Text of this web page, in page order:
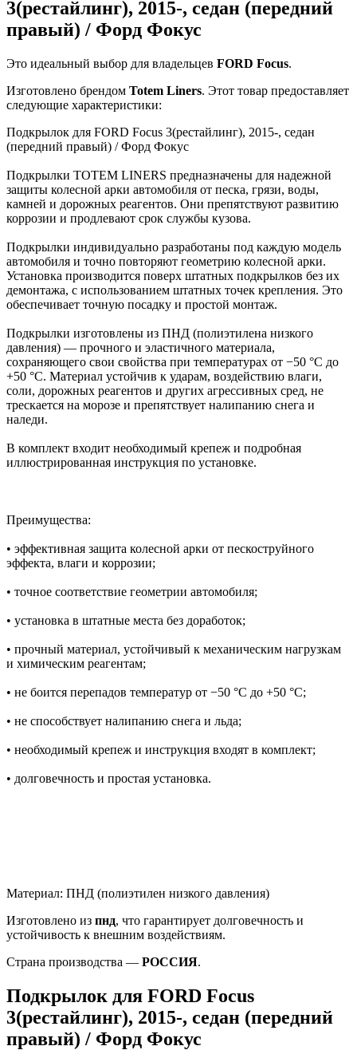
3(рестайлинг), 2015-, седан (передний
правый) / Форд Фокус
Это идеальный выбор для владельцев FORD Focus.
Изготовлено брендом Totem Liners. Этот товар предоставляет
следующие характеристики:
Подкрылок для FORD Focus 3(рестайлинг), 2015-, седан
(передний правый) / Форд Фокус
Подкрылки TOTEM LINERS предназначены для надежной
защиты колесной арки автомобиля от песка, грязи, воды,
камней и дорожных реагентов. Они препятствуют развитию
коррозии и продлевают срок службы кузова.
Подкрылки индивидуально разработаны под каждую модель
автомобиля и точно повторяют геометрию колесной арки.
Установка производится поверх штатных подкрылков без их
демонтажа, с использованием штатных точек крепления. Это
обеспечивает точную посадку и простой монтаж.
Подкрылки изготовлены из ПНД (полиэтилена низкого
давления) — прочного и эластичного материала,
сохраняющего свои свойства при температурах от −50 °C до
+50 °C. Материал устойчив к ударам, воздействию влаги,
соли, дорожных реагентов и других агрессивных сред, не
трескается на морозе и препятствует налипанию снега и
наледи.
В комплект входит необходимый крепеж и подробная
иллюстрированная инструкция по установке.
Преимущества:
• эффективная защита колесной арки от пескоструйного
эффекта, влаги и коррозии;
• точное соответствие геометрии автомобиля;
• установка в штатные места без доработок;
• прочный материал, устойчивый к механическим нагрузкам
и химическим реагентам;
• не боится перепадов температур от −50 °C до +50 °C;
• не способствует налипанию снега и льда;
• необходимый крепеж и инструкция входят в комплект;
• долговечность и простая установка.
Материал: ПНД (полиэтилен низкого давления)
Изготовлено из пнд, что гарантирует долговечность и
устойчивость к внешним воздействиям.
Страна производства — РОССИЯ.
Подкрылок для FORD Focus
3(рестайлинг), 2015-, седан (передний
правый) / Форд Фокус